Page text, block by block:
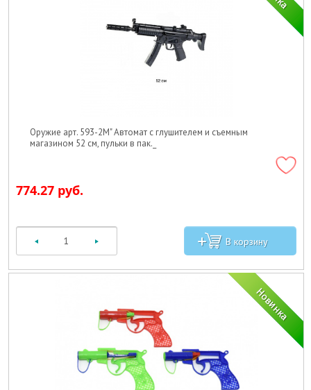
Оружие арт. 593-2М" Автомат с глушителем и съемным
магазином 52 см, пульки в пак._
774.27 руб.